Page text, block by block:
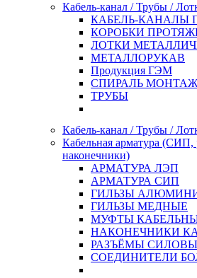
Кабель-канал / Трубы /
КАБЕЛЬ-КАНАЛЫ
КОРОБКИ
ЛОТКИ
МЕТАЛЛОРУКАВ
Продукция ГЭМ
СПИРАЛЬ
ТРУБЫ
Кабель-канал / Трубы /
Кабельная арматура
наконечники)
АРМАТУРА ЛЭП
АРМАТУРА СИП
ГИЛЬЗЫ
ГИЛЬЗЫ МЕДНЫЕ
МУФТЫ
НАКОНЕЧНИКИ
РАЗЪЁМЫ
СОЕДИНИТЕЛИ